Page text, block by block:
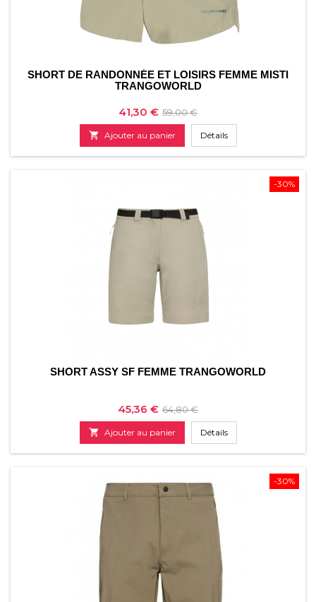
SHORT DE RANDONNÉE ET LOISIRS FEMME MISTI
TRANGOWORLD
Prix
41,30 € Prix
de
base
59,00 €
 Ajouter au panier Détails
-30%
SHORT ASSY SF FEMME TRANGOWORLD
Prix
45,36 € Prix
de
base
64,80 €
 Ajouter au panier Détails
-30%